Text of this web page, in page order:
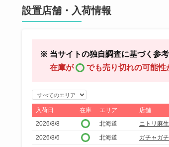
設置店舗・入荷情報
※ 当サイトの独自調査に基づく参考
在庫が
でも売り切れの可能性
エ
リ
ア
入荷日 在庫 エリア
店舗
2026/8/8
北海道
ニトリ麻
2026/8/6
北海道
ガチャガ